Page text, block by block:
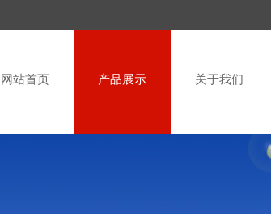
网站首页 产品展示 关于我们